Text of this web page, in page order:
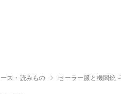
ス・読みもの セーラー服と機関銃